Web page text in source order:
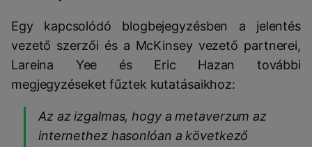
Egy kapcsolódó blogbejegyzésben a jelentés
vezető szerzői és a McKinsey vezető partnerei,
Lareina Yee és Eric Hazan további
megjegyzéseket fűztek kutatásaikhoz:
Az az izgalmas, hogy a metaverzum az
internethez hasonlóan a következő